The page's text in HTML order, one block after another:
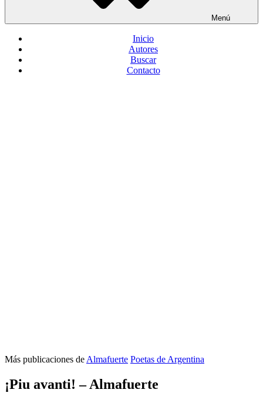
Menú
Inicio
Autores
Buscar
Contacto
Más publicaciones de Almafuerte Poetas de Argentina
¡Piu avanti! – Almafuerte